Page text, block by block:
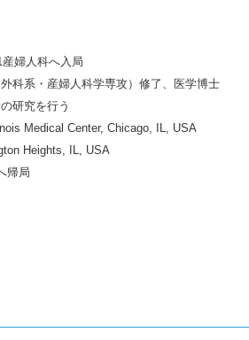
婦人科へ入局
科系・産婦人科学専攻）修了、医学博士
研究を行う
Medical Center, Chicago, IL, USA
Heights, IL, USA
帰局